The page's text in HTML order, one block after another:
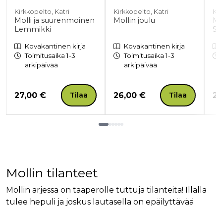
Kirkkopelto, Katri
Molli ja suurenmoinen
Lemmikki
Kovakantinen kirja
Toimitusaika 1-3
arkipäivää
Hinta nyt
27,00 € Tilaa
Kirkkopelto, Katri
Mollin joulu
Kovakantinen kirja
Toimitusaika 1-3
arkipäivää
Hinta nyt
26,00 € Tilaa
Mollin tilanteet
Mollin arjessa on taaperolle tuttuja tilanteita! Illalla
tulee hepuli ja joskus lautasella on epäilyttävää